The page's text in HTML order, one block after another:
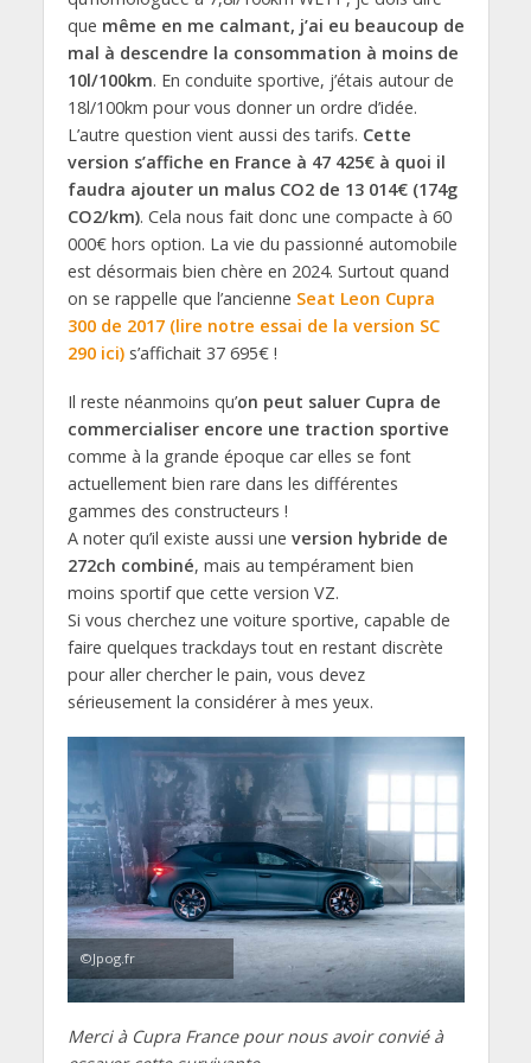
que même en me calmant, j’ai eu beaucoup de
mal à descendre la consommation à moins de
10l/100km. En conduite sportive, j’étais autour de
18l/100km pour vous donner un ordre d’idée.
L’autre question vient aussi des tarifs. Cette
version s’affiche en France à 47 425€ à quoi il
faudra ajouter un malus CO2 de 13 014€ (174g
CO2/km). Cela nous fait donc une compacte à 60
000€ hors option. La vie du passionné automobile
est désormais bien chère en 2024. Surtout quand
on se rappelle que l’ancienne Seat Leon Cupra
300 de 2017 (lire notre essai de la version SC
290 ici)s’affichait 37 695€ !
Il reste néanmoins qu’on peut saluer Cupra de
commercialiser encore une traction sportive
comme à la grande époque car elles se font
actuellement bien rare dans les différentes
gammes des constructeurs !
A noter qu’il existe aussi une version hybride de
272ch combiné, mais au tempérament bien
moins sportif que cette version VZ.
Si vous cherchez une voiture sportive, capable de
faire quelques trackdays tout en restant discrète
pour aller chercher le pain, vous devez
sérieusement la considérer à mes yeux.
©Jpog.fr
Merci à Cupra France pour nous avoir convié à